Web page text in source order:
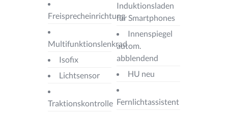
Freisprecheinrichtung
Multifunktionslenkrad
Isofix
Lichtsensor
Traktionskontrolle
Induktionsladen
für Smartphones
Innenspiegel
autom.
abblendend
HU neu
Fernlichtassistent